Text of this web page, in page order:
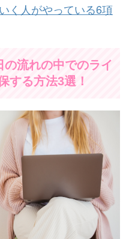
く人がやっている6項
流れの中でのライ
する方法3選！